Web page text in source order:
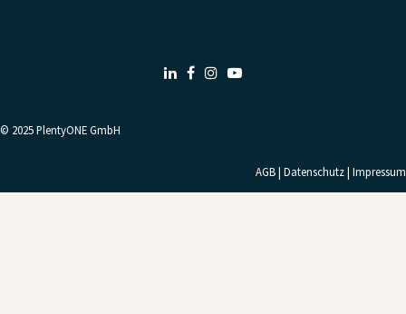
LinkedIn
FacebookInstagram
© 2025PlentyONE GmbH
AGB| Datenschutz| Impressum